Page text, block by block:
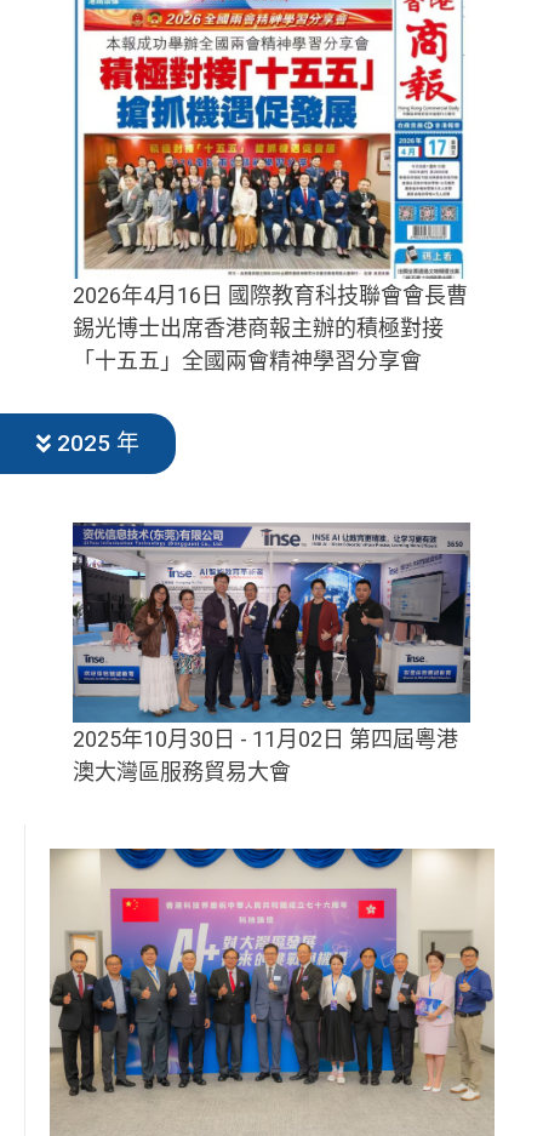
2026年4月16日 國際教育科技聯會會長曹
錫光博士出席香港商報主辦的積極對接
「十五五」全國兩會精神學習分享會
2025 年
2025年10月30日 - 11月02日 第四屆粵港
澳大灣區服務貿易大會